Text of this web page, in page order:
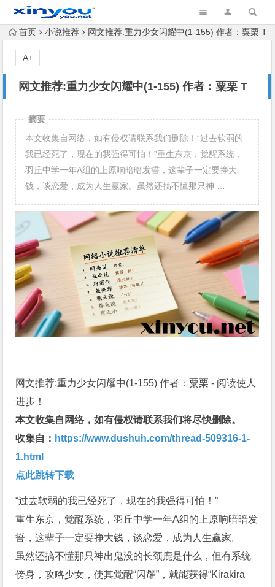
首页 小说推荐 网文推荐:重力少女闪耀中(1-155) 作者：粟栗 T
网文推荐:重力少女闪耀中(1-155) 作者：粟栗 T
A+
摘要
本文收集自网络，如有侵权请联系我们删除！“过去软弱的
我已经死了，现在的我强得可怕！”重生东京，觉醒系统，
羽丘中学一年A组的上原响暗暗发誓，这辈子一定要挣大
钱，谈恋爱，成为人生赢家。虽然还搞不懂那只神 …
网文推荐:重力少女闪耀中(1-155) 作者：粟栗 - 阅读使人
进步！
本文收集自网络，如有侵权请联系我们将尽快删除。
收集自： https://www.dushuh.com/thread-509316-1-
1.html
点此跳转下载
“过去软弱的我已经死了，现在的我强得可怕！”
重生东京，觉醒系统，羽丘中学一年A组的上原响暗暗发
誓，这辈子一定要挣大钱，谈恋爱，成为人生赢家。
虽然还搞不懂那只神出鬼没的长颈鹿是什么，但有系统
傍身，攻略少女，使其觉醒“闪耀”，就能获得“Kirakira